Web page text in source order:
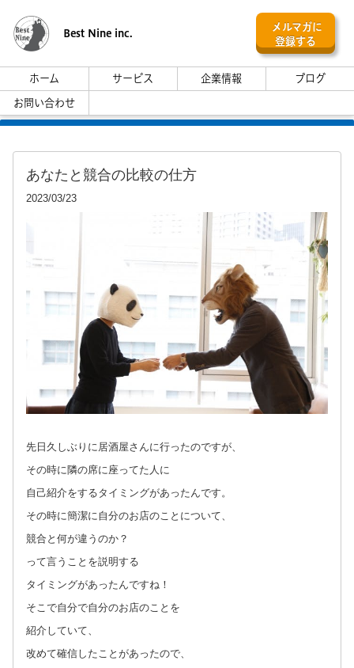
Best Nine inc.
メルマガに
登録する
ホーム サービス 企業情報
ブログ
お問い合わせ
あなたと競合の比較の仕方
2023/03/23
先日久しぶりに居酒屋さんに行ったのですが、
その時に隣の席に座ってた人に
自己紹介をするタイミングがあったんです。
その時に簡潔に自分のお店のことについて、
競合と何が違うのか？
って言うことを説明する
タイミングがあったんですね！
そこで自分で自分のお店のことを
紹介していて、
改めて確信したことがあったので、